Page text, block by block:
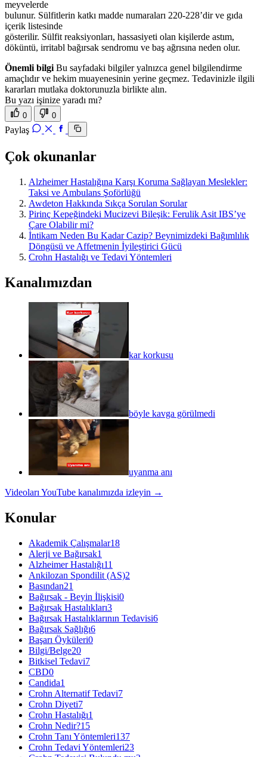
meyvelerde
bulunur. Sülfitlerin katkı madde numaraları 220-228’dir ve gıda
içerik listesinde
gösterilir. Sülfit reaksiyonları, hassasiyeti olan kişilerde astım,
döküntü, irritabl bağırsak sendromu ve baş ağrısına neden olur.
Önemli bilgi Bu sayfadaki bilgiler yalnızca genel bilgilendirme
amaçlıdır ve hekim muayenesinin yerine geçmez. Tedavinizle ilgili
kararları mutlaka doktorunuzla birlikte alın.
Bu yazı işinize yaradı mı?
0 0
Paylaş
Çok okunanlar
Alzheimer Hastalığına Karşı Koruma Sağlayan Meslekler:
Taksi ve Ambulans Şoförlüğü
Awdeton Hakkında Sıkça Sorulan Sorular
Pirinç Kepeğindeki Mucizevi Bileşik: Ferulik Asit IBS’ye
Çare Olabilir mi?
İntikam Neden Bu Kadar Cazip? Beynimizdeki Bağımlılık
Döngüsü ve Affetmenin İyileştirici Gücü
Crohn Hastalığı ve Tedavi Yöntemleri
Kanalımızdan
kar korkusu
böyle kavga görülmedi
uyanma anı
Videoları YouTube kanalımızda izleyin →
Konular
Akademik Çalışmalar18
Alerji ve Bağırsak1
Alzheimer Hastalığı11
Ankilozan Spondilit (AS)2
Basından21
Bağırsak - Beyin İlişkisi0
Bağırsak Hastalıkları3
Bağırsak Hastalıklarının Tedavisi6
Bağırsak Sağlığı6
Başarı Öyküleri0
Bilgi/Belge20
Bitkisel Tedavi7
CBD0
Candida1
Crohn Alternatif Tedavi7
Crohn Diyeti7
Crohn Hastalığı1
Crohn Nedir?15
Crohn Tanı Yöntemleri137
Crohn Tedavi Yöntemleri23